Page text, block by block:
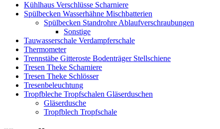
Kühlhaus Verschlüsse Scharniere
Spülbecken Wasserhähne Mischbatterien
Spülbecken Standrohre Ablaufverschraubungen
Sonstige
Tauwasserschale Verdampferschale
Thermometer
Trennstäbe Gitteroste Bodenträger Stellschiene
Tresen Theke Scharniere
Tresen Theke Schlösser
Tresenbeleuchtung
Tropfbleche Tropfschalen Gläserduschen
Gläserdusche
Tropfblech Tropfschale